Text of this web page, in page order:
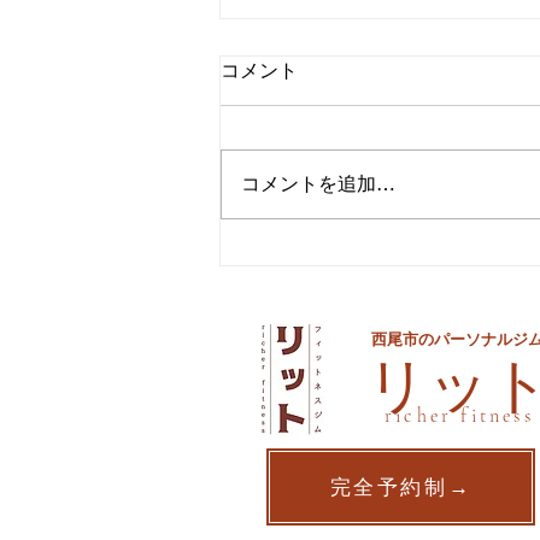
コメント
コメントを追加…
​リット
西尾市のパーソナルジ
richer fitness
完全予約制→